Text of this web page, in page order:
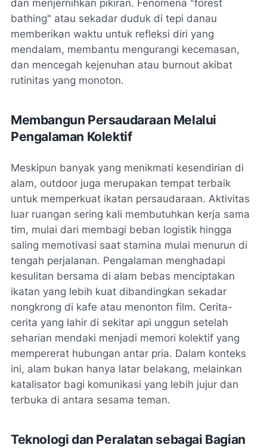
dan menjernihkan pikiran. Fenomena "forest
bathing" atau sekadar duduk di tepi danau
memberikan waktu untuk refleksi diri yang
mendalam, membantu mengurangi kecemasan,
dan mencegah kejenuhan atau burnout akibat
rutinitas yang monoton.
Membangun Persaudaraan Melalui
Pengalaman Kolektif
Meskipun banyak yang menikmati kesendirian di
alam, outdoor juga merupakan tempat terbaik
untuk memperkuat ikatan persaudaraan. Aktivitas
luar ruangan sering kali membutuhkan kerja sama
tim, mulai dari membagi beban logistik hingga
saling memotivasi saat stamina mulai menurun di
tengah perjalanan. Pengalaman menghadapi
kesulitan bersama di alam bebas menciptakan
ikatan yang lebih kuat dibandingkan sekadar
nongkrong di kafe atau menonton film. Cerita-
cerita yang lahir di sekitar api unggun setelah
seharian mendaki menjadi memori kolektif yang
mempererat hubungan antar pria. Dalam konteks
ini, alam bukan hanya latar belakang, melainkan
katalisator bagi komunikasi yang lebih jujur dan
terbuka di antara sesama teman.
Teknologi dan Peralatan sebagai Bagian